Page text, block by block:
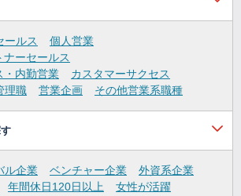
ールス
個人営業
ーセールス
・内勤営業
カスタマーサクセス
理職 営業企画 その他営業系職種
ル企業 ベンチャー企業
外資系企業
年間休日120日以上
女性が活躍